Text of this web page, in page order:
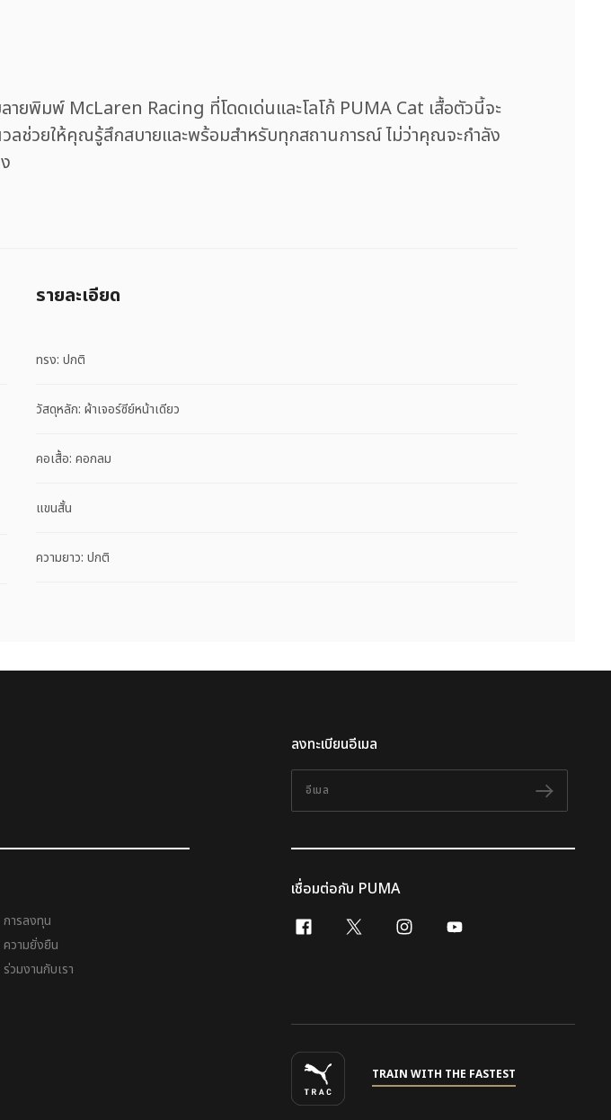
พิมพ์ McLaren Racing ที่โดดเด่นและโลโก้ PUMA Cat เสื้อตัวนี้จะ
วยให้คุณรู้สึกสบายและพร้อมสำหรับทุกสถานการณ์ ไม่ว่าคุณจะกำลัง
รายละเอียด
ทรง: ปกติ
วัสดุหลัก: ผ้าเจอร์ซีย์หน้าเดียว
คอเสื้อ: คอกลม
แขนสั้น
ความยาว: ปกติ
ลงทะเบียนอีเมล
อีเมล
ติดตาม
การลงทุน
ความยั่งยืน
ร่วมงานกับเรา
เชื่อมต่อกับ PUMA
facebook
x-twitterinstagram
youtube
TRAIN WITH THE FASTEST